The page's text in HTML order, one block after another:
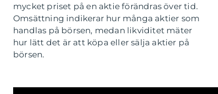
mycket priset på en aktie förändras över tid.
Omsättning indikerar hur många aktier som
handlas på börsen, medan likviditet mäter
hur lätt det är att köpa eller sälja aktier på
börsen.